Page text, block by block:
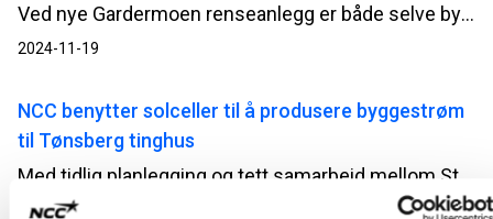
Ved nye Gardermoen renseanlegg er både selve bygganlegget og utomhusarbeider ferdigstilt av NCC. I høst testes anlegget for å se at alt fungerer som det skal, fram til planlagt driftssettelse i januar 2025.
2024-11-19
NCC benytter solceller til å produsere byggestrøm
til Tønsberg tinghus
2024-11-12